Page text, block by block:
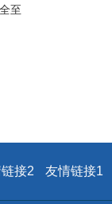
至
接2 友情链接1